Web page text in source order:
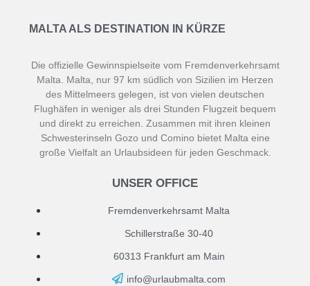
MALTA ALS DESTINATION IN KÜRZE
Die offizielle Gewinnspielseite vom Fremdenverkehrsamt
Malta. Malta, nur 97 km südlich von Sizilien im Herzen
des Mittelmeers gelegen, ist von vielen deutschen
Flughäfen in weniger als drei Stunden Flugzeit bequem
und direkt zu erreichen. Zusammen mit ihren kleinen
Schwesterinseln Gozo und Comino bietet Malta eine
große Vielfalt an Urlaubsideen für jeden Geschmack.
UNSER OFFICE
Fremdenverkehrsamt Malta
Schillerstraße 30-40
60313 Frankfurt am Main
info@urlaubmalta.com